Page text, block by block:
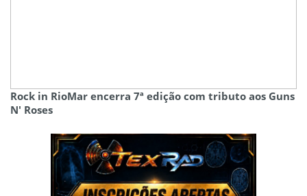
Rock in RioMar encerra 7ª edição com tributo aos Guns
N' Roses